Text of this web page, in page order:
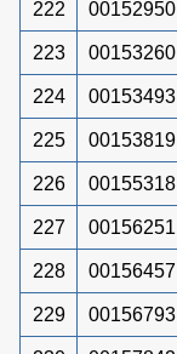
222 00152950
223 00153260
224 00153493
225 00153819
226 00155318
227 00156251
228 00156457
229 00156793